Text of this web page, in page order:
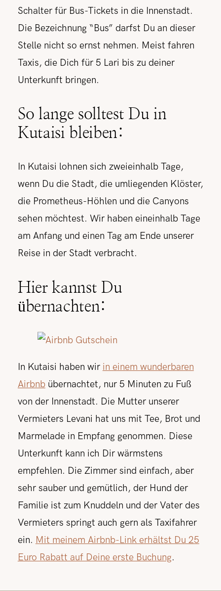
Schalter für Bus-Tickets in die Innenstadt.
Die Bezeichnung “Bus” darfst Du an dieser
Stelle nicht so ernst nehmen. Meist fahren
Taxis, die Dich für 5 Lari bis zu deiner
Unterkunft bringen.
So lange solltest Du in
Kutaisi bleiben:
In Kutaisi lohnen sich zweieinhalb Tage,
wenn Du die Stadt, die umliegenden Klöster,
die Prometheus-Höhlen und die Canyons
sehen möchtest. Wir haben eineinhalb Tage
am Anfang und einen Tag am Ende unserer
Reise in der Stadt verbracht.
Hier kannst Du
übernachten:
In Kutaisi haben wir in einem wunderbaren
Airbnbübernachtet, nur 5 Minuten zu Fuß
von der Innenstadt. Die Mutter unserer
Vermieters Levani hat uns mit Tee, Brot und
Marmelade in Empfang genommen. Diese
Unterkunft kann ich Dir wärmstens
empfehlen. Die Zimmer sind einfach, aber
sehr sauber und gemütlich, der Hund der
Familie ist zum Knuddeln und der Vater des
Vermieters springt auch gern als Taxifahrer
ein. Mit meinem Airbnb-Link erhältst Du 25
Euro Rabatt auf Deine erste Buchung.